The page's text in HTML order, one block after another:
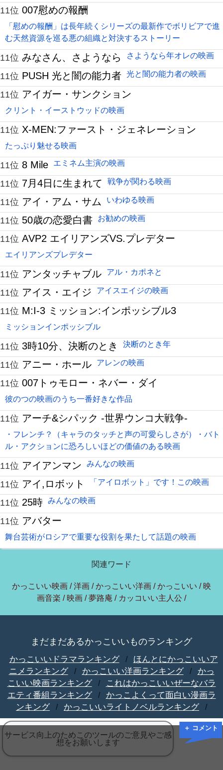
11位 007慰めの報酬
「慰めの報酬」は長年続くシリーズの最新作でボリビアで進
む天然資源を巡る悪の組織と対決するストーリー
11位 みなさん、さようなら さようなら年オレの映画
11位 PUSH 光と闇の能力者 光と闇の能力者の映画
11位 アイガー・サンクション
クリント・イーストウッドの映画
11位 X-MEN:ファースト・ジェネレーション
たっぷり魅せる映画
11位 8 Mile エミネム主演の映画
11位 7月4日に生まれて 戦争が関わる映画
11位 アイ・アム・サム いわゆる映画
11位 50歳の恋愛白書 お勧めの映画
11位 AVP2 エイリアンズVS.プレデター
エイリアンズプレデター
11位 アンタッチャブル アル・カポネと
11位 アイス・エイジ アイスエイジの映画
11位 M:I-3 ミッション:インポッシブル3
ミッションインポッシブル
11位 3時10分、決断のとき 決断のとき年
11位 アニー・ホール アレンの映画
11位 007トゥモロー・ネバー・ダイ
彼のつの映画のうち一番好きな作品
11位 アーチ&シパック -世界ウンコ大戦争-
・フレンチ？（キャラのタッチと声の可愛らしさが）・バト
ル・アクションに恐ろしいほどの価値のある映画
11位 アイアンマン みんなの映画
11位 アイ,ロボット 「アイロボット」です！この映画
11位 25時 みんなの映画
11位 アバター
舞台芸術がロシアで重要な役割を果たして話題の映画
関連ワード
かっこいい映画 / 洋画 / かっこいい洋画 / かっこいい / 映
画音楽 / 映画 / 夢路庵 / カッコいい主人公 /
まだまだあるかっこいいものランキング
かっこいいドラマランキング /
ほんとにかっこいいア
ニメランキング
/ かっこいい洋画ランキング /
かっ
こいい映画ランキング
/
これはかっこいいぜーなバラ
エティ番組ランキング
/
かっこよくって面白い漫画ラ
ンキング
/ かっこいいライトノベルランキング /
＋ コメント